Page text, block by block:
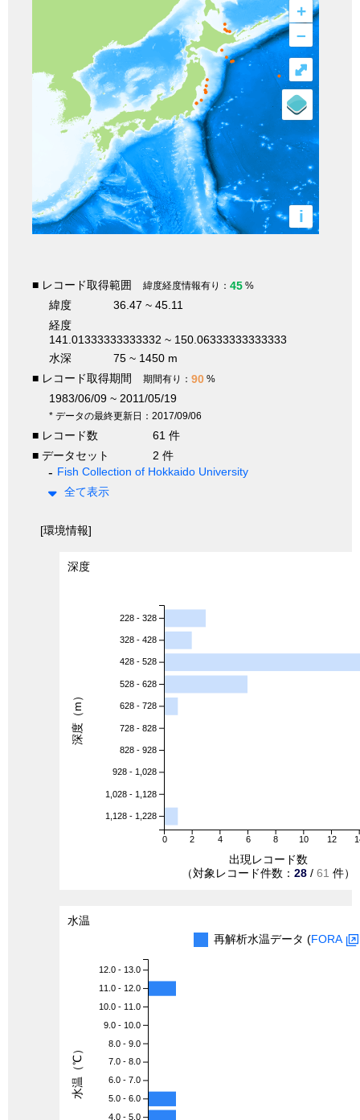
+
–
i
⤢
■ レコード取得範囲 緯度経度情報有り： 45 %
緯度
36.47 ~ 45.11
経度
141.01333333333332 ~ 150.06333333333333
水深
75 ~ 1450 m
■ レコード取得期間
期間有り： 90 %
1983/06/09 ~ 2011/05/19
* データの最終更新日：2017/09/06
■ レコード数
61 件
■ データセット
2 件
Fish Collection of Hokkaido University
全て表示
[環境情報]
深度
0 2 4 6 8 10 12
228 - 328
328 - 428
428 - 528
528 - 628
628 - 728
728 - 828
828 - 928
928 - 1,028
1,028 - 1,128
1,128 - 1,228
出現レコード数
（対象レコード件数： 28 / 61 件）
深度（m）
水温
再解析水温データ (FORA
12.0 - 13.0
11.0 - 12.0
10.0 - 11.0
9.0 - 10.0
8.0 - 9.0
7.0 - 8.0
6.0 - 7.0
5.0 - 6.0
4.0 - 5.0
水温（℃）